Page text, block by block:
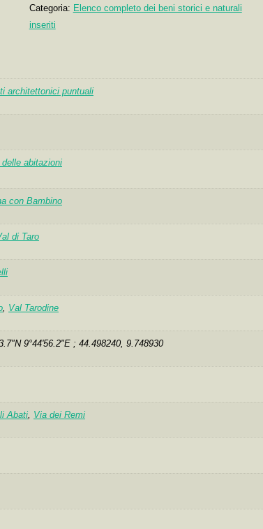
Categoria: Elenco completo dei beni storici e naturali
inseriti
architettonici puntuali
abitazioni
con Bambino
di Taro
, Val Tarodine
9°44'56.2"E ; 44.498240, 9.748930
Abati, Via dei Remi